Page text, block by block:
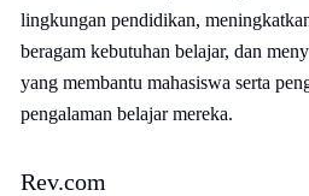
lingkungan pendidikan,
beragam kebutuhan belajar, dan
yang membantu mahasiswa serta
pengalaman belajar mereka.
Rev.com